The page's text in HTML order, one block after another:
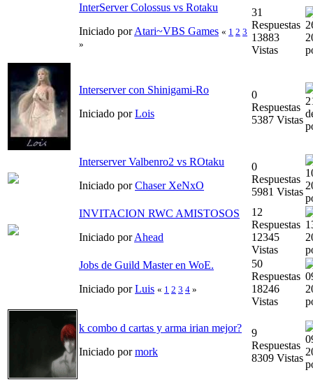
InterServer Colossus vs Rotaku
Iniciado porAtari~VBS Games « 1 2 3
»
31
Respuestas
13883
Vistas
Interserver con Shinigami-Ro
Iniciado porLois
0
Respuestas
5387 Vistas
Interserver Valbenro2 vs ROtaku
Iniciado porChaser XeNxO
0
Respuestas
5981 Vistas
INVITACION RWC AMISTOSOS
Iniciado porAhead
12
Respuestas
12345
Vistas
Jobs de Guild Master en WoE.
Iniciado porLuis « 1 2 3 4 »
50
Respuestas
18246
Vistas
k combo d cartas y arma irian mejor?
Iniciado pormork
9
Respuestas
8309 Vistas